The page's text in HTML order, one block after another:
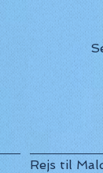
Rejs til